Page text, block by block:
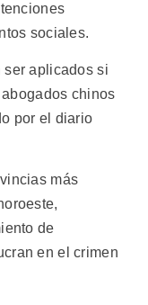
sociales.
ser aplicados si
chinos
por el diario
más
de
en el crimen